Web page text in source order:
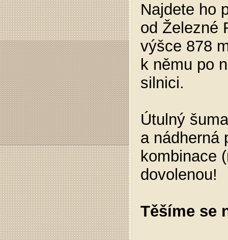
Najdete ho
od Železné
výšce 878
k němu po
silnici.
Útulný
a nádherná
kombinace
dovolenou!
Těšíme se